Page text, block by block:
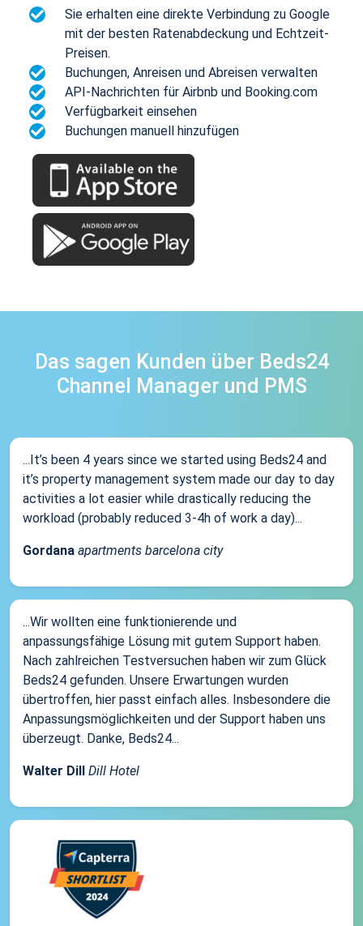
Sie erhalten eine direkte Verbindung zu Google
mit der besten Ratenabdeckung und Echtzeit-
Preisen.
Buchungen, Anreisen und Abreisen verwalten
API-Nachrichten für Airbnb und Booking.com
Verfügbarkeit einsehen
Buchungen manuell hinzufügen
Das sagen Kunden über Beds24
Channel Manager und PMS
...It’s been 4 years since we started using Beds24 and
it’s property management system made our day to day
activities a lot easier while drastically reducing the
workload (probably reduced 3-4h of work a day)...
Gordana apartments barcelona city
...Wir wollten eine funktionierende und
anpassungsfähige Lösung mit gutem Support haben.
Nach zahlreichen Testversuchen haben wir zum Glück
Beds24 gefunden. Unsere Erwartungen wurden
übertroffen, hier passt einfach alles. Insbesondere die
Anpassungsmöglichkeiten und der Support haben uns
überzeugt. Danke, Beds24...
Walter Dill Dill Hotel